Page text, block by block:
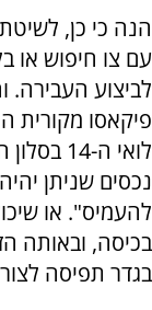
הנה כי כן,
עם צו חיפוש או
לביצוע
פיקאסו מקורית
לואי ה-
נכסים שניתן
להעמיס". או
בכיסה, ובאותה
בגדר תפיסה